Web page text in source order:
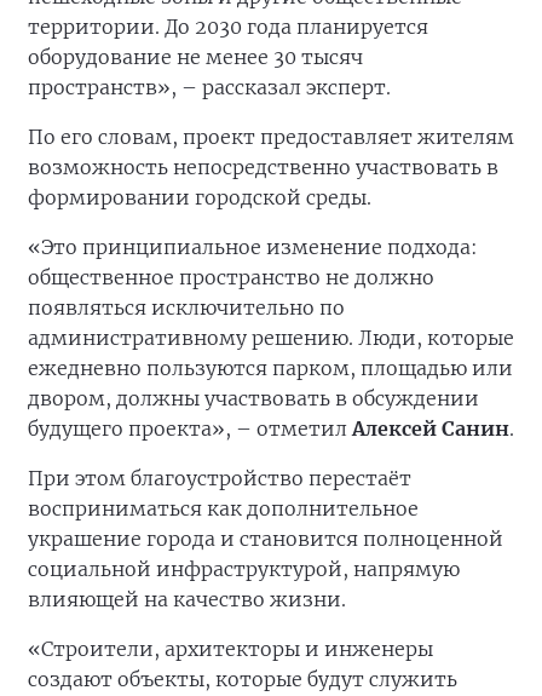
территории. До 2030 года планируется
оборудование не менее 30 тысяч
пространств», – рассказал эксперт.
По его словам, проект предоставляет жителям
возможность непосредственно участвовать в
формировании городской среды.
«Это принципиальное изменение подхода:
общественное пространство не должно
появляться исключительно по
административному решению. Люди, которые
ежедневно пользуются парком, площадью или
двором, должны участвовать в обсуждении
будущего проекта», – отметилАлексей Санин.
При этом благоустройство перестаёт
восприниматься как дополнительное
украшение города и становится полноценной
социальной инфраструктурой, напрямую
влияющей на качество жизни.
«Строители, архитекторы и инженеры
создают объекты, которые будут служить